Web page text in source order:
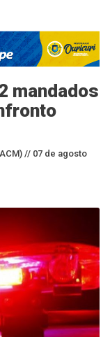
mandados
// 07 de agosto